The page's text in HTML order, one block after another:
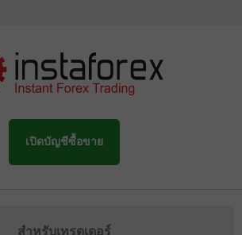
เปิดบัญชีซื้อขาย
สำหรับเทรดเดอร์